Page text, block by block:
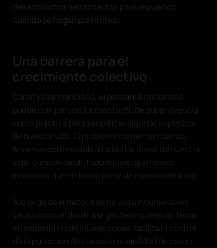
desarrollamos herramientas para regularlos
cuando se hagan presentes.
Una barrera para el
crecimiento colectivo
Como ya se mencionó, el pensamiento binario
puede cumplir una función tanto de supervivencia
como práctica para simplificar algunos aspectos
de nuestra vida. El problema comienza cuando
llevamos éste modelo a todas las áreas de nuestra
vida, generalizando todo aquello que no nos
interesa o que no forma parte de nuestro dia a dia.
A lo largo de la historia se ha visto innumerables
veces como el dividir a la gente en cualquier tema,
en especial los de interés social, facilita el control
de la población, limitando la posibilidad de crecer